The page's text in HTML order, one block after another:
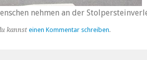
nehmen an der
kannst einen Kommentar schreiben.